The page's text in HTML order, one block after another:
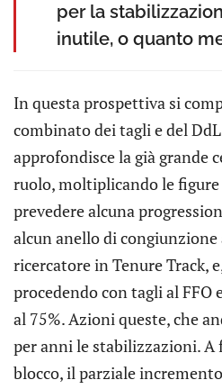
per la
inutile, o quanto
In questa prospettiva si
combinato dei tagli e del
approfondisce la già grande
ruolo, moltiplicando le figure
prevedere alcuna
alcun anello di
ricercatore in Tenure Track,
procedendo con tagli al FFO
al 75%. Azioni queste, che
per anni le stabilizzazioni. A
blocco, il parziale